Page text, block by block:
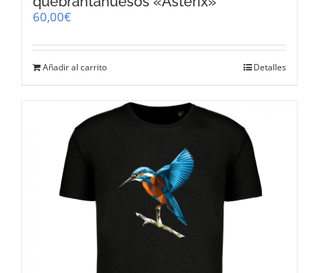
60,00€
Añadir al carrito Detalles